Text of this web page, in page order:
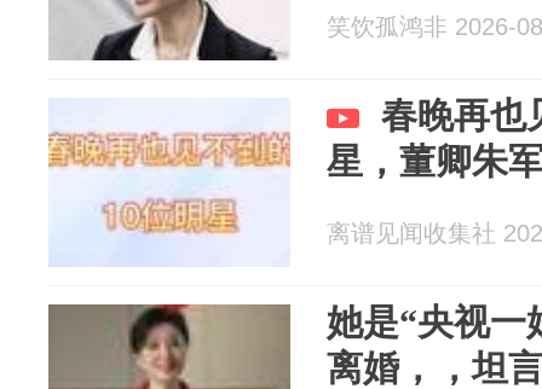
笑饮孤鸿非 2026-
春晚再也
星，董卿朱
离谱见闻收集社
她是“央视一
离婚，，坦